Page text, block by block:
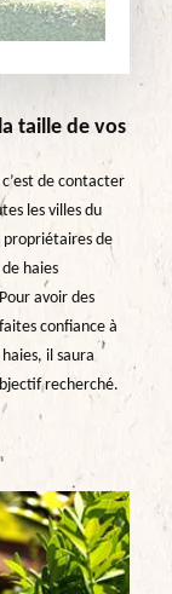
taille de vos
de contacter
les villes du
propriétaires de
haies
avoir des
confiance à
il saura
recherché.